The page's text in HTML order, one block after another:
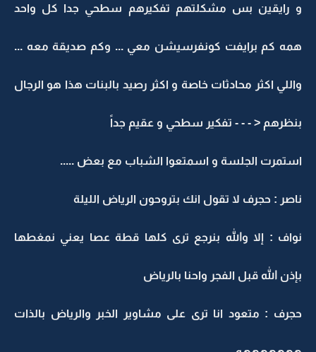
و رايقين بس مشكلتهم تفكيرهم سطحي جدا كل واحد
همه كم برايفت كونفرسيشن معي ... وكم صديقة معه ...
واللي اكثر محادثات خاصة و اكثر رصيد بالبنات هذا هو الرجال
بنظرهم < - - - تفكير سطحي و عقيم جداً
استمرت الجلسة و اسمتعوا الشباب مع بعض .....
ناصر : حجرف لا تقول انك بتروحون الرياض الليلة
نواف : إلا والله بنرجع ترى كلها قطة عصا يعني نمغطها
بإذن الله قبل الفجر واحنا بالرياض
حجرف : متعود انا ترى على مشاوير الخبر والرياض بالذات